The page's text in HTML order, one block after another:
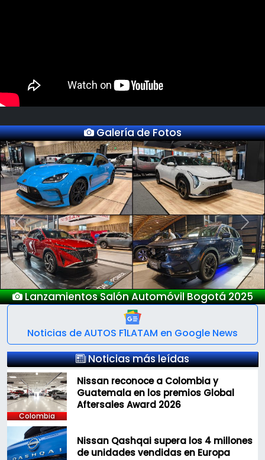
Galería de Fotos
Lanzamientos Salón Automóvil Bogotá 2025
Previous Next
Noticias de AUTOS F1LATAM en Google News
Noticias más leídas
Colombia
Nissan reconoce a Colombia y
Guatemala en los premios Global
Aftersales Award 2026
Nissan Qashqai supera los 4 millones
de unidades vendidas en Europa